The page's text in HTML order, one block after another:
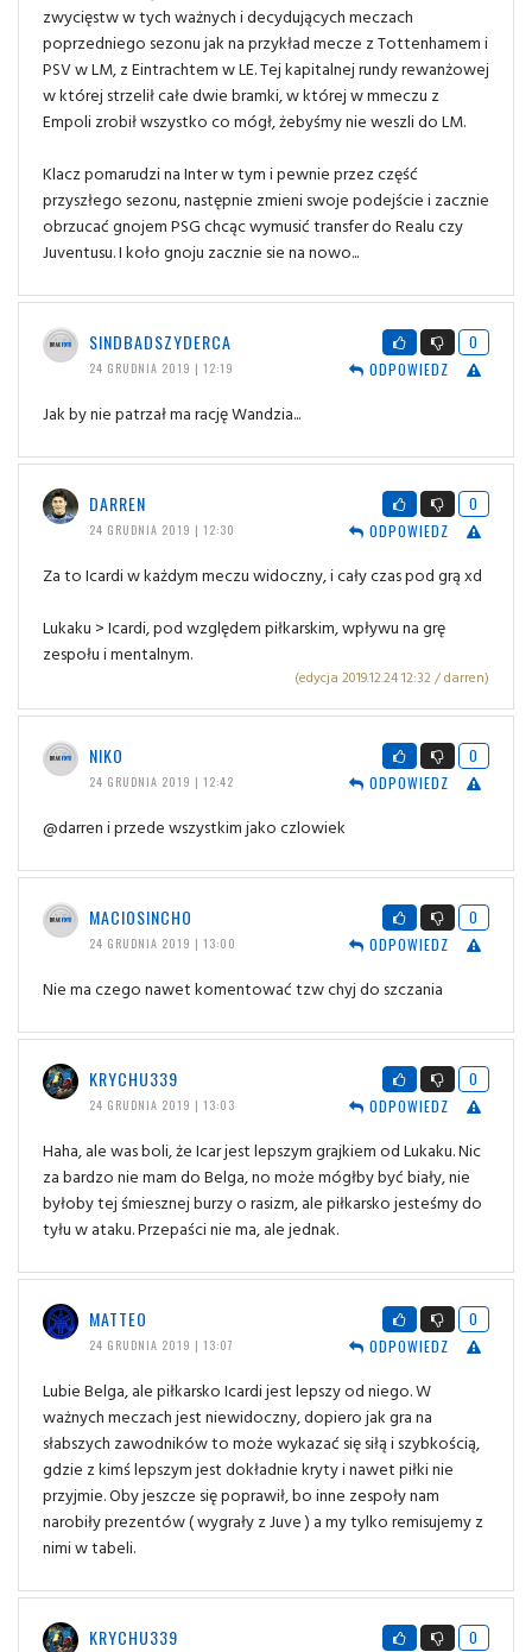
zwycięstw w tych ważnych i decydujących meczach
poprzedniego sezonu jak na przykład mecze z Tottenhamem i
PSV w LM, z Eintrachtem w LE. Tej kapitalnej rundy rewanżowej
w której strzelił całe dwie bramki, w której w mmeczu z
Empoli zrobił wszystko co mógł, żebyśmy nie weszli do LM.
Klacz pomarudzi na Inter w tym i pewnie przez część
przyszłego sezonu, następnie zmieni swoje podejście i zacznie
obrzucać gnojem PSG chcąc wymusić transfer do Realu czy
Juventusu. I koło gnoju zacznie sie na nowo...
SINDBADSZYDERCA
24 GRUDNIA 2019 | 12:19
0
ODPOWIEDZ
Jak by nie patrzał ma rację Wandzia...
DARREN
24 GRUDNIA 2019 | 12:30
0
ODPOWIEDZ
Za to Icardi w każdym meczu widoczny, i cały czas pod grą xd
Lukaku > Icardi, pod względem piłkarskim, wpływu na grę
zespołu i mentalnym.
(edycja 2019.12.24 12:32 / darren)
NIKO
24 GRUDNIA 2019 | 12:42
0
ODPOWIEDZ
@darren i przede wszystkim jako czlowiek
MACIOSINCHO
24 GRUDNIA 2019 | 13:00
0
ODPOWIEDZ
Nie ma czego nawet komentować tzw chyj do szczania
KRYCHU339
24 GRUDNIA 2019 | 13:03
0
ODPOWIEDZ
Haha, ale was boli, że Icar jest lepszym grajkiem od Lukaku. Nic
za bardzo nie mam do Belga, no może mógłby być biały, nie
byłoby tej śmiesznej burzy o rasizm, ale piłkarsko jesteśmy do
tyłu w ataku. Przepaści nie ma, ale jednak.
MATTEO
24 GRUDNIA 2019 | 13:07
0
ODPOWIEDZ
Lubie Belga, ale piłkarsko Icardi jest lepszy od niego. W
ważnych meczach jest niewidoczny, dopiero jak gra na
słabszych zawodników to może wykazać się siłą i szybkością,
gdzie z kimś lepszym jest dokładnie kryty i nawet piłki nie
przyjmie. Oby jeszcze się poprawił, bo inne zespoły nam
narobiły prezentów ( wygrały z Juve ) a my tylko remisujemy z
nimi w tabeli.
KRYCHU339
0